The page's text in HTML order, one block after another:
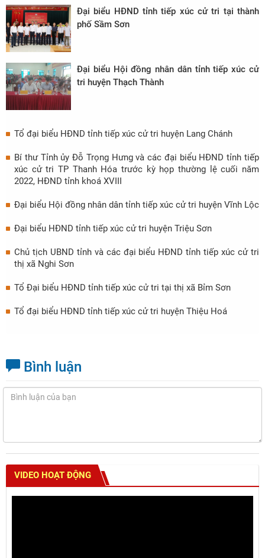
Đại biểu HĐND tỉnh tiếp xúc cử tri tại thành
phố Sầm Sơn
Đại biểu Hội đồng nhân dân tỉnh tiếp xúc cử
tri huyện Thạch Thành
Tổ đại biểu HĐND tỉnh tiếp xúc cử tri huyện Lang Chánh
Bí thư Tỉnh ủy Đỗ Trọng Hưng và các đại biểu HĐND tỉnh tiếp
xúc cử tri TP Thanh Hóa trước kỳ họp thường lệ cuối năm
2022, HĐND tỉnh khoá XVIII
Đại biểu Hội đồng nhân dân tỉnh tiếp xúc cử tri huyện Vĩnh Lộc
Đại biểu HĐND tỉnh tiếp xúc cử tri huyện Triệu Sơn
Chủ tịch UBND tỉnh và các đại biểu HĐND tỉnh tiếp xúc cử tri
thị xã Nghi Sơn
Tổ Đại biểu HĐND tỉnh tiếp xúc cử tri tại thị xã Bỉm Sơn
Tổ đại biểu HĐND tỉnh tiếp xúc cử tri huyện Thiệu Hoá
Bình luận
VIDEO HOẠT ĐỘNG